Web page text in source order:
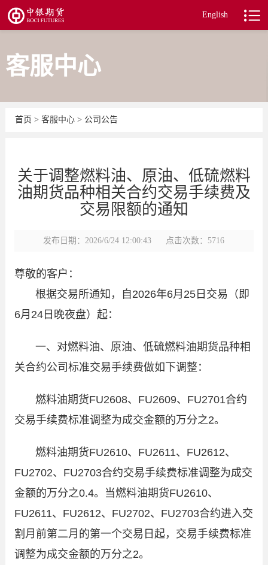
English
客服中心
首页 > 客服中心 > 公司公告
关于调整燃料油、原油、低硫燃料
油期货品种相关合约交易手续费及
交易限额的通知
发布日期：2026/6/24 12:00:43 点击次数：5716
尊敬的客户：
根据交易所通知，自 2026年6月 25日交易（即
6月 24日晚夜盘）起：
一、对燃料油、原油、低硫燃料油期货品种相
关合约公司标准交易手续费做如下调整：
燃料油期货FU2608、 FU2609、 FU2701合约
交易手续费标准调整为成交金额的万分之2。
燃料油期货FU2610、 FU2611、 FU2612、
FU2702、 FU2703合约交易手续费标准调整为成交
金额的万分之0.4。当燃料油期货FU2610、
FU2611、 FU2612、 FU2702、 FU2703合约进入交
割月前第二月的第一个交易日起，交易手续费标准
调整为成交金额的万分之2。